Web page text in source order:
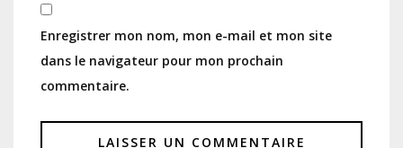
Enregistrer mon nom, mon e-mail et mon site
dans le navigateur pour mon prochain
commentaire.